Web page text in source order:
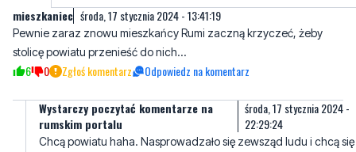
mieszkaniec środa, 17 stycznia 2024 - 13:41:19
Pewnie zaraz znowu mieszkańcy Rumi zaczną krzyczeć, żeby
stolicę powiatu przenieść do nich...
6 0 Zgłoś komentarz Odpowiedz na komentarz
Wystarczy poczytać komentarze na
rumskim portalu
środa, 17 stycznia 2024 -
22:29:24
Chcą powiatu haha. Nasprowadzało się zewsząd ludu i chcą się